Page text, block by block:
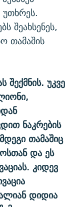
შეახსენეს,
თამაშის
უკვე
ნაკრების
თამაშიც
და ეს
კიდევ
დიდია